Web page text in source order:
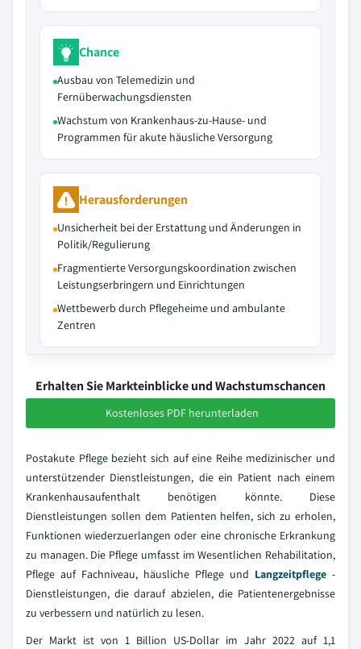
Chance
Ausbau von Telemedizin und
Fernüberwachungsdiensten
Wachstum von Krankenhaus-zu-Hause- und
Programmen für akute häusliche Versorgung
Herausforderungen
Unsicherheit bei der Erstattung und Änderungen in
Politik/Regulierung
Fragmentierte Versorgungskoordination zwischen
Leistungserbringern und Einrichtungen
Wettbewerb durch Pflegeheime und ambulante
Zentren
Erhalten Sie Markteinblicke und Wachstumschancen
Kostenloses PDF herunterladen
Postakute Pflege bezieht sich auf eine Reihe medizinischer und
unterstützender Dienstleistungen, die ein Patient nach einem
Krankenhausaufenthalt benötigen könnte. Diese
Dienstleistungen sollen dem Patienten helfen, sich zu erholen,
Funktionen wiederzuerlangen oder eine chronische Erkrankung
zu managen. Die Pflege umfasst im Wesentlichen Rehabilitation,
Pflege auf Fachniveau, häusliche Pflege und Langzeitpflege -
Dienstleistungen, die darauf abzielen, die Patientenergebnisse
zu verbessern und natürlich zu lesen.
Der Markt ist von 1 Billion US-Dollar im Jahr 2022 auf 1,1